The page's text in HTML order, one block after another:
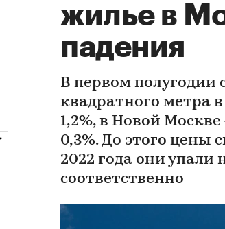
жилье в
падения
В первом полугодии
квадратного метра
1,2%, в Новой
0,3%. До этого цены
2022 года они упали
соответственно